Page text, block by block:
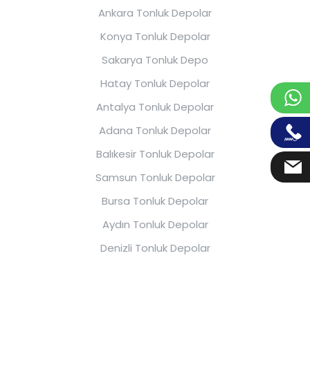
Ankara Tonluk Depolar
Konya Tonluk Depolar
Sakarya Tonluk Depo
Hatay Tonluk Depolar
Antalya Tonluk Depolar
Adana Tonluk Depolar
Balıkesir Tonluk Depolar
Samsun Tonluk Depolar
Bursa Tonluk Depolar
Aydın Tonluk Depolar
Denizli Tonluk Depolar